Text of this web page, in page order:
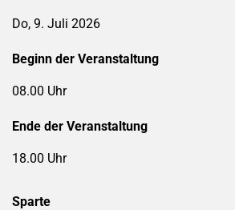
Do, 9. Juli 2026
Beginn der Veranstaltung
08.00 Uhr
Ende der Veranstaltung
18.00 Uhr
Sparte